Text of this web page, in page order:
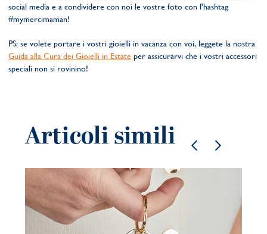
social media e a condividere con noi le vostre foto con l'hashtag
#mymercimaman!
PS: se volete portare i vostri gioielli in vacanza con voi, leggete la nostra
Guida alla Cura dei Gioielli in Estate per assicurarvi che i vostri accessori
speciali non si rovinino!
Articoli simili